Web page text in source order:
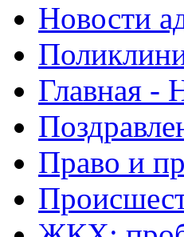
Новости
Главная -
Право и